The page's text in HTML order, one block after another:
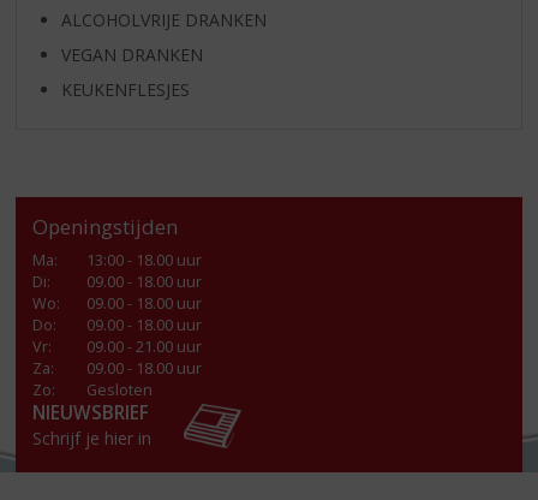
ALCOHOLVRIJE DRANKEN
VEGAN DRANKEN
KEUKENFLESJES
Openingstijden
Ma:
13:00 - 18.00 uur
Di:
09.00 - 18.00 uur
Wo:
09.00 - 18.00 uur
Do:
09.00 - 18.00 uur
Vr:
09.00 - 21.00 uur
Za:
09.00 - 18.00 uur
Zo:
Gesloten
NIEUWSBRIEF
Schrijf je hier in